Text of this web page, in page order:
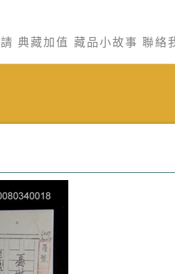
典藏加值 藏品小故事 聯絡